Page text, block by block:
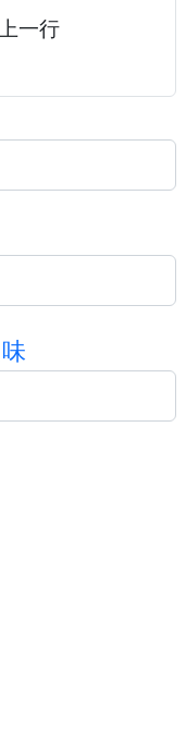
上一行
味